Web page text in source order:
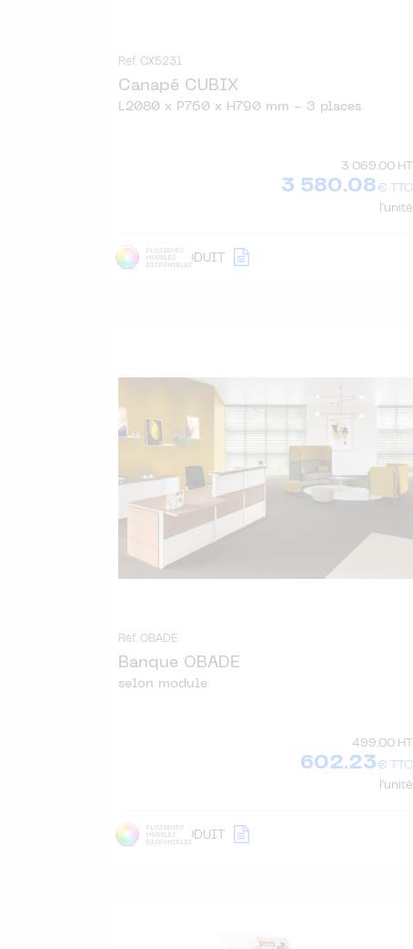
Réf. CX5231
Canapé CUBIX
L2080 x P760 x H790 mm - 3 places
3 069.00 HT
3 580.08€ TTC
l'unité
DÉTAILPRODUIT
Réf. OBADE
Banque OBADE
selon module
499.00 HT
602.23€ TTC
l'unité
DÉTAILPRODUIT